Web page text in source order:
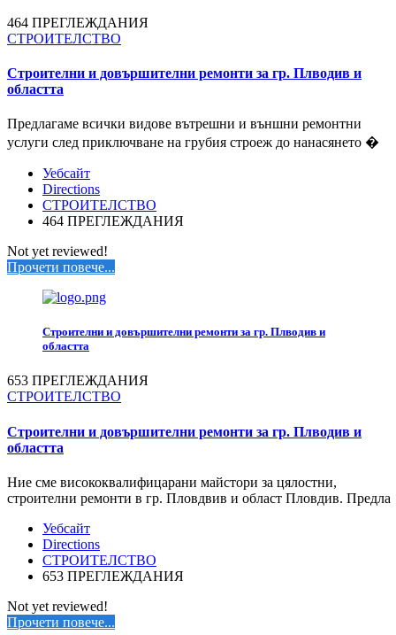
464 ПРЕГЛЕЖДАНИЯ
СТРОИТЕЛСТВО
Строителни и довършителни ремонти за гр. Плводив и
областта
Предлагаме всички видове вътрешни и външни ремонтни
услуги след приключване на грубия строеж до нанасянето �
Уебсайт
Directions
СТРОИТЕЛСТВО
464 ПРЕГЛЕЖДАНИЯ
Not yet reviewed!
Прочети повече...
Строителни и довършителни ремонти за гр. Плводив и
областта
653 ПРЕГЛЕЖДАНИЯ
СТРОИТЕЛСТВО
Строителни и довършителни ремонти за гр. Плводив и
областта
Ние сме висококвалифицарани майстори за цялостни,
строителни ремонти в гр. Пловдвив и област Пловдив. Предла
Уебсайт
Directions
СТРОИТЕЛСТВО
653 ПРЕГЛЕЖДАНИЯ
Not yet reviewed!
Прочети повече...